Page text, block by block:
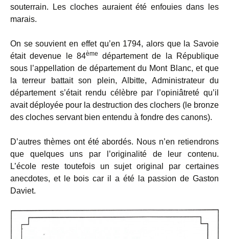
souterrain. Les cloches auraient été enfouies dans les
marais.
On se souvient en effet qu’en 1794, alors que la Savoie
était devenue le 84ème
département de la République
sous l’appellation de département du Mont Blanc, et que
la terreur battait son plein, Albitte, Administrateur du
département s’était rendu célèbre par l’opiniâtreté qu’il
avait déployée pour la destruction des clochers (le bronze
des cloches servant bien entendu à fondre des canons).
D’autres thèmes ont été abordés. Nous n’en retiendrons
que quelques uns par l’originalité de leur contenu.
L’école reste toutefois un sujet original par certaines
anecdotes, et le bois car il a été la passion de Gaston
Daviet.